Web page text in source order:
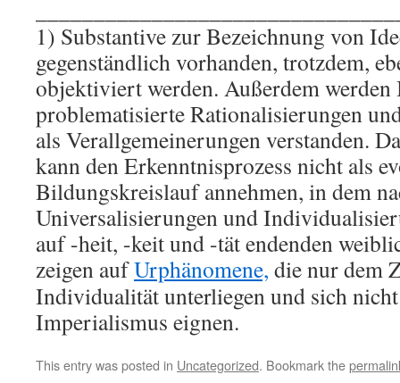
1) Substantive zur Bezeichnung von
gegenständlich vorhanden, trotzdem,
objektiviert werden. Außerdem
problematisierte Rationalisierungen
als Verallgemeinerungen verstanden.
kann den Erkenntnisprozess nicht als
Bildungskreislauf annehmen, in dem
Universalisierungen und
auf -heit, -keit und -tät endenden
zeigen aufUrphänomene, die nur dem
Individualität unterliegen und sich
Imperialismus eignen.
This entry was posted in Uncategorized. Bookmark the